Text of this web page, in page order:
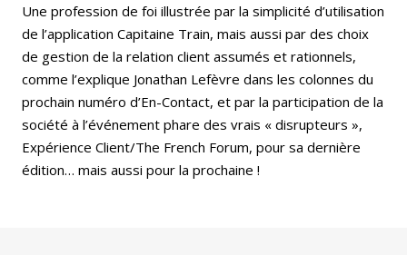
Une profession de foi illustrée par la simplicité d’utilisation
de l’application Capitaine Train, mais aussi par des choix
de gestion de la relation client assumés et rationnels,
comme l’explique Jonathan Lefèvre dans les colonnes du
prochain numéro d’En-Contact, et par la participation de la
société à l’événement phare des vrais « disrupteurs »,
Expérience Client/The French Forum, pour sa dernière
édition… mais aussi pour la prochaine !